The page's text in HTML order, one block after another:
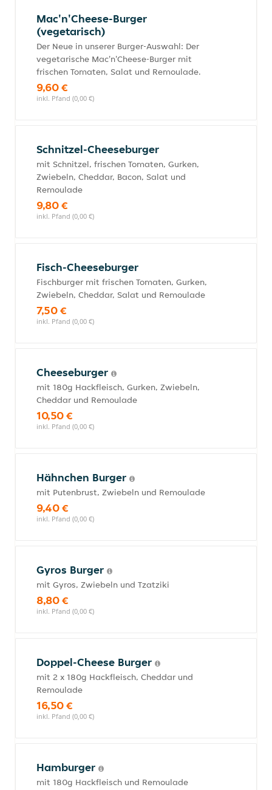
Mac'n'Cheese-Burger
(vegetarisch)
Der Neue in unserer Burger-Auswahl: Der
vegetarische Mac'n'Cheese-Burger mit
frischen Tomaten, Salat und Remoulade.
9,60 €
inkl. Pfand (0,00 €)
Schnitzel-Cheeseburger
mit Schnitzel, frischen Tomaten, Gurken,
Zwiebeln, Cheddar, Bacon, Salat und
Remoulade
9,80 €
inkl. Pfand (0,00 €)
Fisch-Cheeseburger
Fischburger mit frischen Tomaten, Gurken,
Zwiebeln, Cheddar, Salat und Remoulade
7,50 €
inkl. Pfand (0,00 €)
Cheeseburger
mit 180g Hackfleisch, Gurken, Zwiebeln,
Cheddar und Remoulade
10,50 €
inkl. Pfand (0,00 €)
Hähnchen Burger
mit Putenbrust, Zwiebeln und Remoulade
9,40 €
inkl. Pfand (0,00 €)
Gyros Burger
mit Gyros, Zwiebeln und Tzatziki
8,80 €
inkl. Pfand (0,00 €)
Doppel-Cheese Burger
mit 2 x 180g Hackfleisch, Cheddar und
Remoulade
16,50 €
inkl. Pfand (0,00 €)
Hamburger
mit 180g Hackfleisch und Remoulade